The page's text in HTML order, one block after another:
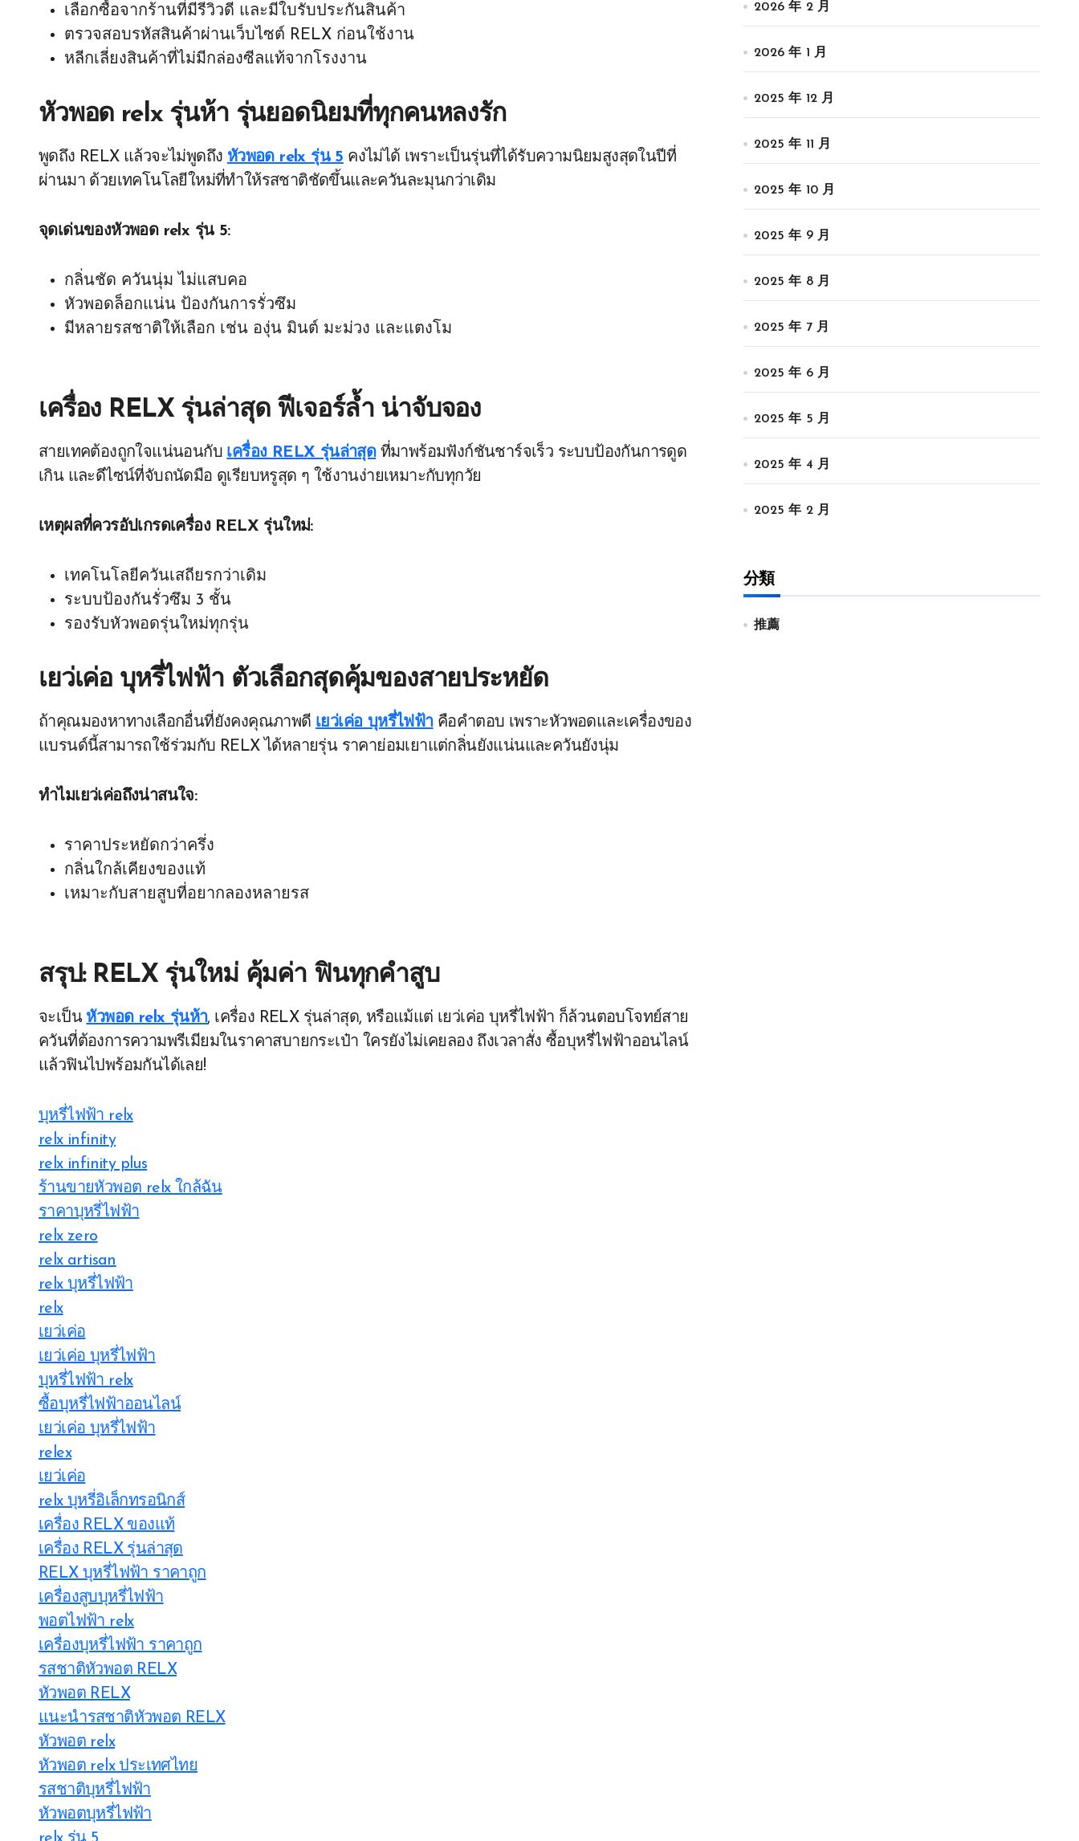
เลือกซื้อจากร้านที่มีรีวิวดี และมีใบรับประกันสินค้า
ตรวจสอบรหัสสินค้าผ่านเว็บไซต์ RELX ก่อนใช้งาน
หลีกเลี่ยงสินค้าที่ไม่มีกล่องซีลแท้จากโรงงาน
หัวพอด relx รุ่นห้า รุ่นยอดนิยมที่ทุกคนหลงรัก
พูดถึง RELX แล้วจะไม่พูดถึง หัวพอด relx รุ่น 5 คงไม่ได้ เพราะเป็นรุ่นที่ได้รับความนิยมสูงสุดในปีที่
ผ่านมา ด้วยเทคโนโลยีใหม่ที่ทำให้รสชาติชัดขึ้นและควันละมุนกว่าเดิม
จุดเด่นของหัวพอด relx รุ่น 5:
กลิ่นชัด ควันนุ่ม ไม่แสบคอ
หัวพอดล็อกแน่น ป้องกันการรั่วซึม
มีหลายรสชาติให้เลือก เช่น องุ่น มินต์ มะม่วง และแตงโม
เครื่อง RELX รุ่นล่าสุด ฟีเจอร์ล้ำ น่าจับจอง
สายเทคต้องถูกใจแน่นอนกับ เครื่อง RELX รุ่นล่าสุดที่มาพร้อมฟังก์ชันชาร์จเร็ว ระบบป้องกันการดูด
เกิน และดีไซน์ที่จับถนัดมือ ดูเรียบหรูสุด ๆ ใช้งานง่ายเหมาะกับทุกวัย
เหตุผลที่ควรอัปเกรดเครื่อง RELX รุ่นใหม่:
เทคโนโลยีควันเสถียรกว่าเดิม
ระบบป้องกันรั่วซึม 3 ชั้น
รองรับหัวพอดรุ่นใหม่ทุกรุ่น
เยว่เค่อ บุหรี่ไฟฟ้า ตัวเลือกสุดคุ้มของสายประหยัด
ถ้าคุณมองหาทางเลือกอื่นที่ยังคงคุณภาพดี เยว่เค่อ บุหรี่ไฟฟ้าคือคำตอบ เพราะหัวพอดและเครื่องของ
แบรนด์นี้สามารถใช้ร่วมกับ RELX ได้หลายรุ่น ราคาย่อมเยาแต่กลิ่นยังแน่นและควันยังนุ่ม
ทำไมเยว่เค่อถึงน่าสนใจ:
ราคาประหยัดกว่าครึ่ง
กลิ่นใกล้เคียงของแท้
เหมาะกับสายสูบที่อยากลองหลายรส
สรุป: RELX รุ่นใหม่ คุ้มค่า ฟินทุกคำสูบ
จะเป็น หัวพอด relx รุ่นห้า, เครื่อง RELX รุ่นล่าสุด, หรือแม้แต่ เยว่เค่อ บุหรี่ไฟฟ้า ก็ล้วนตอบโจทย์สาย
ควันที่ต้องการความพรีเมียมในราคาสบายกระเป๋า ใครยังไม่เคยลอง ถึงเวลาสั่ง ซื้อบุหรี่ไฟฟ้าออนไลน์
แล้วฟินไปพร้อมกันได้เลย!
บุหรี่ไฟฟ้า relx
relx infinity
relx infinity plus
ร้านขายหัวพอต relx ใกล้ฉัน
ราคาบุหรี่ไฟฟ้า
relx zero
relx artisan
relx บุหรี่ไฟฟ้า
relx
เยว่เค่อ
เยว่เค่อ บุหรี่ไฟฟ้า
บุหรี่ไฟฟ้า relx
ซื้อบุหรี่ไฟฟ้าออนไลน์
เยว่เค่อ บุหรี่ไฟฟ้า
relex
เยว่เค่อ
relx บุหรี่อิเล็กทรอนิกส์
เครื่อง RELX ของแท้
เครื่อง RELX รุ่นล่าสุด
RELX บุหรี่ไฟฟ้า ราคาถูก
เครื่องสูบบุหรี่ไฟฟ้า
พอตไฟฟ้า relx
เครื่องบุหรี่ไฟฟ้า ราคาถูก
รสชาติหัวพอต RELX
หัวพอต RELX
แนะนำรสชาติหัวพอต RELX
หัวพอต relx
หัวพอต relx ประเทศไทย
รสชาติบุหรี่ไฟฟ้า
หัวพอตบุหรี่ไฟฟ้า
2026 年 2 月
2026 年 1 月
2025 年 12 月
2025 年 11 月
2025 年 10 月
2025 年 9 月
2025 年 8 月
2025 年 7 月
2025 年 6 月
2025 年 5 月
2025 年 4 月
2025 年 2 月
分類
推薦